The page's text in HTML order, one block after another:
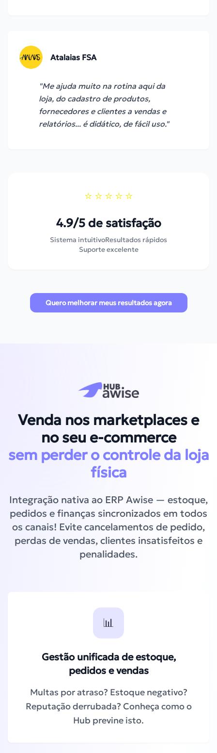
Atalaias FSA
"Me ajuda muito na rotina aqui da
loja, do cadastro de produtos,
fornecedores e clientes a vendas e
relatórios... é didático, de fácil uso."
⭐ ⭐ ⭐ ⭐ ⭐
4.9/5 de satisfação
Sistema intuitivoResultados rápidos
Suporte excelente
Quero melhorar meus resultados agora
Venda nos marketplaces e
no seu e-commerce
sem perder o controle da loja
física
Integração nativa ao ERP Awise — estoque,
pedidos e finanças sincronizados em todos
os canais! Evite cancelamentos de pedido,
perdas de vendas, clientes insatisfeitos e
penalidades.
📊
Gestão unificada de estoque,
pedidos e vendas
Multas por atraso? Estoque negativo?
Reputação derrubada? Conheça como o
Hub previne isto.